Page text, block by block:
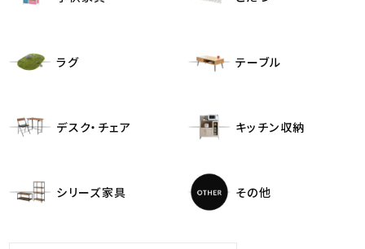
ラグ テーブル
デスク・チェア キッチン収納
シリーズ家具 その他